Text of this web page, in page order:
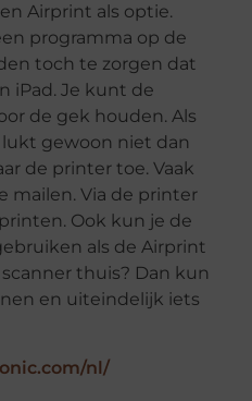
Airprint als optie.
programma op de
toch te zorgen dat
iPad. Je kunt de
de gek houden. Als
gewoon niet dan
de printer toe. Vaak
mailen. Via de printer
Ook kun je de
als de Airprint
thuis? Dan kun
en uiteindelijk iets
nl/